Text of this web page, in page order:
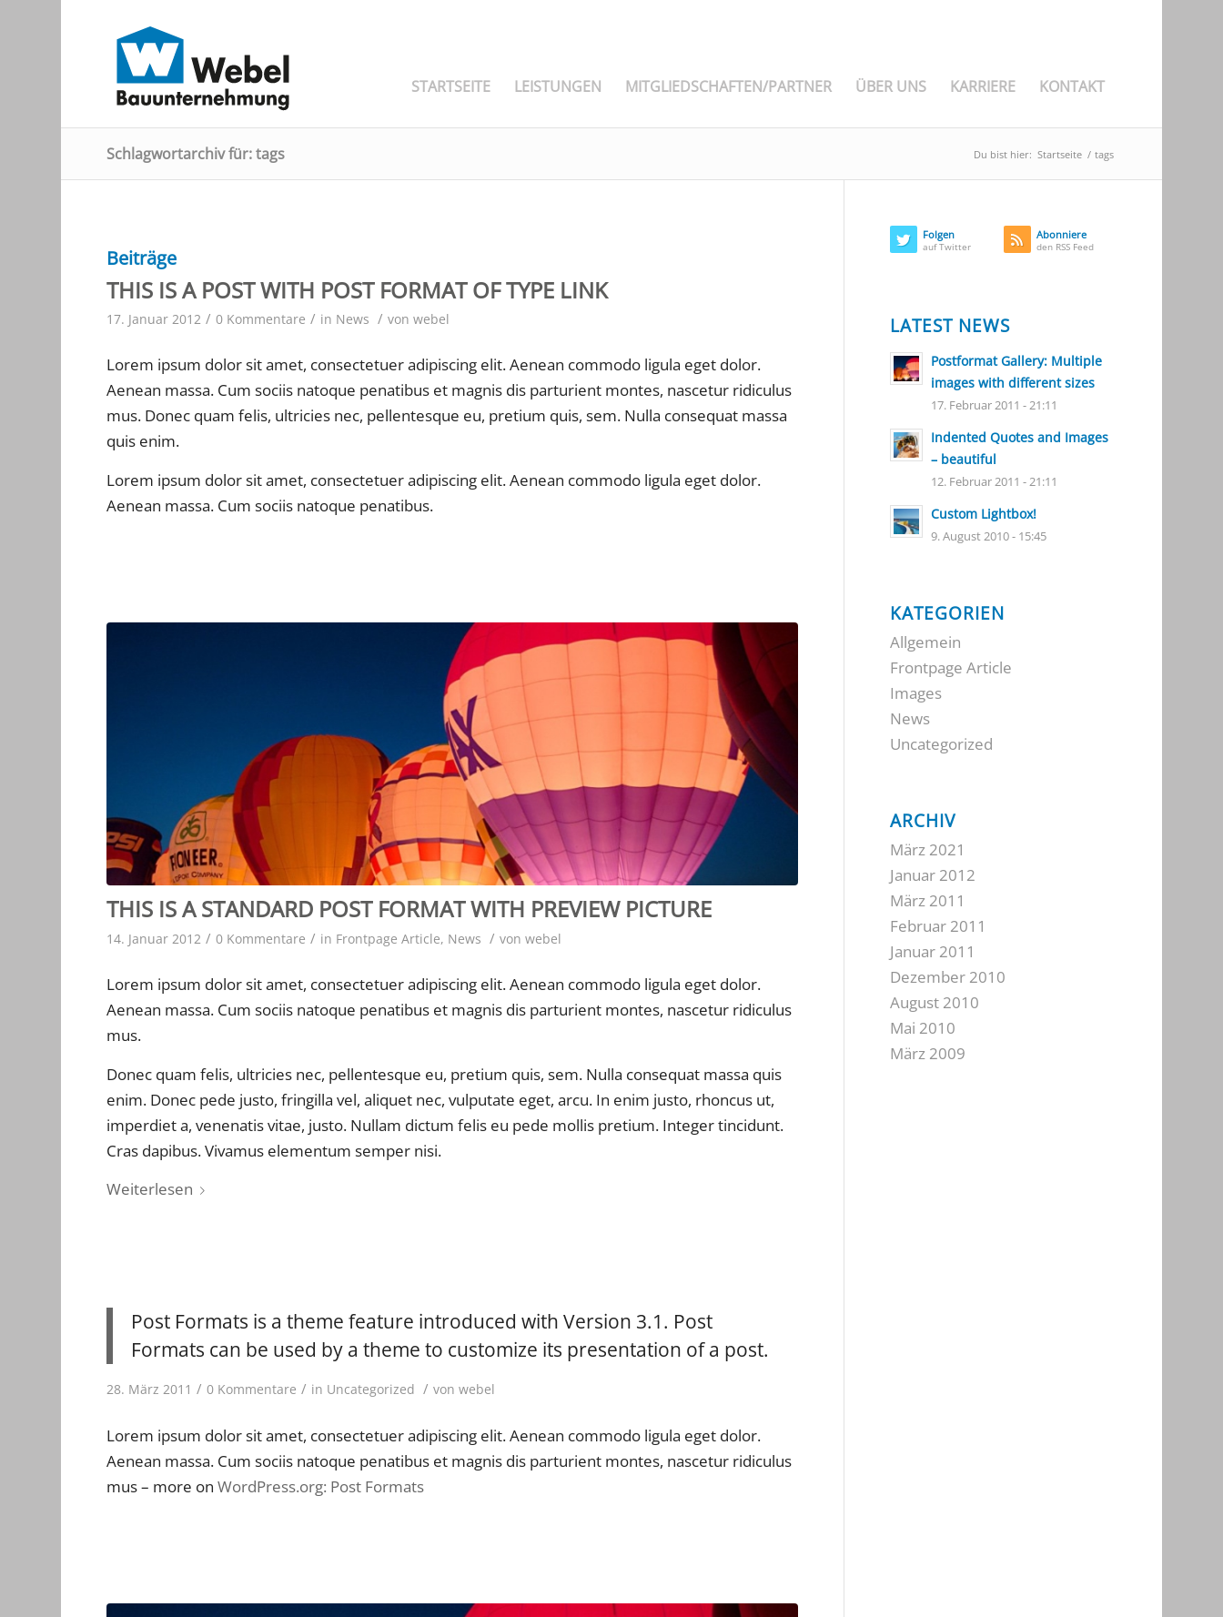
STARTSEITE LEISTUNGEN MITGLIEDSCHAFTEN/PARTNER ÜBER UNS KARRIERE KONTAKT
Schlagwortarchiv für: tags Du bist hier: Startseite / tags
Beiträge
THIS IS A POST WITH POST FORMAT OF TYPE LINK
17. Januar 2012 / 0 Kommentare / in News / vonwebel
Lorem ipsum dolor sit amet, consectetuer adipiscing elit. Aenean commodo ligula eget dolor.
Aenean massa. Cum sociis natoque penatibus et magnis dis parturient montes, nascetur ridiculus
mus. Donec quam felis, ultricies nec, pellentesque eu, pretium quis, sem. Nulla consequat massa
quis enim.
Lorem ipsum dolor sit amet, consectetuer adipiscing elit. Aenean commodo ligula eget dolor.
Aenean massa. Cum sociis natoque penatibus.
THIS IS A STANDARD POST FORMAT WITH PREVIEW PICTURE
14. Januar 2012 / 0 Kommentare / in Frontpage Article, News / vonwebel
Lorem ipsum dolor sit amet, consectetuer adipiscing elit. Aenean commodo ligula eget dolor.
Aenean massa. Cum sociis natoque penatibus et magnis dis parturient montes, nascetur ridiculus
mus.
Donec quam felis, ultricies nec, pellentesque eu, pretium quis, sem. Nulla consequat massa quis
enim. Donec pede justo, fringilla vel, aliquet nec, vulputate eget, arcu. In enim justo, rhoncus ut,
imperdiet a, venenatis vitae, justo. Nullam dictum felis eu pede mollis pretium. Integer tincidunt.
Cras dapibus. Vivamus elementum semper nisi.
Weiterlesen
Post Formats is a theme feature introduced with Version 3.1. Post
Formats can be used by a theme to customize its presentation of a post.
28. März 2011 / 0 Kommentare / in Uncategorized / vonwebel
Lorem ipsum dolor sit amet, consectetuer adipiscing elit. Aenean commodo ligula eget dolor.
Aenean massa. Cum sociis natoque penatibus et magnis dis parturient montes, nascetur ridiculus
mus – more onWordPress.org: Post Formats
Folgen
auf Twitter
Abonniere
den RSS Feed
LATEST NEWS
Postformat Gallery: Multiple
images with different sizes
17. Februar 2011 - 21:11
Indented Quotes and Images
– beautiful
12. Februar 2011 - 21:11
Custom Lightbox!
9. August 2010 - 15:45
KATEGORIEN
Allgemein
Frontpage Article
Images
News
Uncategorized
ARCHIV
März 2021
Januar 2012
März 2011
Februar 2011
Januar 2011
Dezember 2010
August 2010
Mai 2010
März 2009